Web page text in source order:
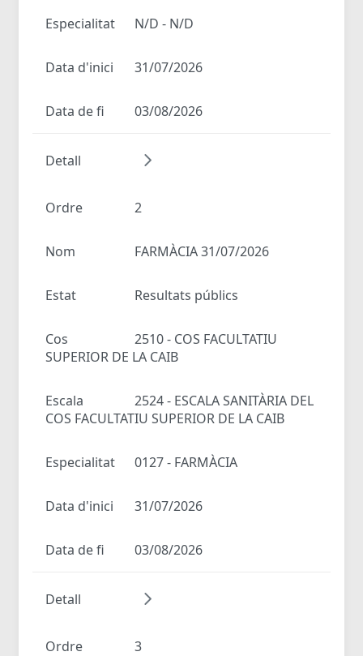
Especialitat N/D - N/D
Data d'inici 31/07/2026
Data de fi 03/08/2026
Detall
Ordre 2
Nom FARMÀCIA 31/07/2026
Estat Resultats públics
Cos
2510 - COS FACULTATIU
SUPERIOR DE LA CAIB
Escala
2524 - ESCALA SANITÀRIA DEL
COS FACULTATIU SUPERIOR DE LA CAIB
Especialitat 0127 - FARMÀCIA
Data d'inici 31/07/2026
Data de fi 03/08/2026
Detall
Ordre 3